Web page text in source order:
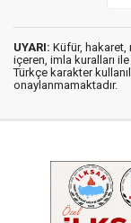
UYARI: Küfür, hakaret,
içeren, imla kuralları ile
Türkçe karakter
onaylanmamaktadır.